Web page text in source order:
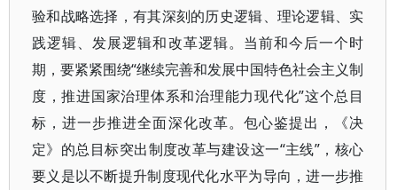
验和战略选择，有其深刻的历史逻辑、理论逻辑、实
践逻辑、发展逻辑和改革逻辑。当前和今后一个时
期，要紧紧围绕“继续完善和发展中国特色社会主义制
度，推进国家治理体系和治理能力现代化”这个总目
标，进一步推进全面深化改革。包心鉴提出，《决
定》的总目标突出制度改革与建设这一“主线”，核心
要义是以不断提升制度现代化水平为导向，进一步推